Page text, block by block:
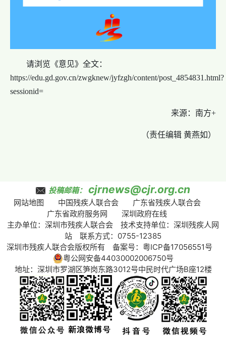
请浏览《意见》 全文：
https://edu.gd.gov.cn/zwgknew/jyfzgh/content/post_4854831.html?
sessionid=
来源：南方+
（责任编辑 黄燕如）
投稿邮箱： cjrnews@cjr.org.cn
网站地图 中国残疾人联合会
广东省残疾人联合会
广东省政府服务网
深圳政府在线
主办单位：深圳市残疾人联合会 技术支持单位：深圳残疾人网
站 联系方式：0755-12385
深圳市残疾人联合会版权所有 备案号： 粤ICP备17056551号
粤公网安备44030002006750号
地址：深圳市罗湖区笋岗东路3012号中民时代广场B座12楼